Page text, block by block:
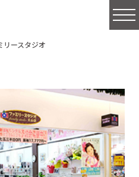
リースタジオ